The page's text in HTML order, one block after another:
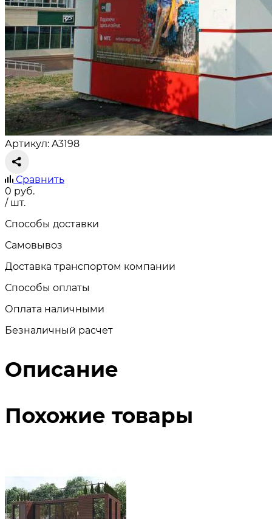
Артикул: A3198
Сравнить
0 руб.
/ шт.
Способы доставки
Самовывоз
Доставка транспортом компании
Способы оплаты
Оплата наличными
Безналичный расчет
Описание
Похожие товары